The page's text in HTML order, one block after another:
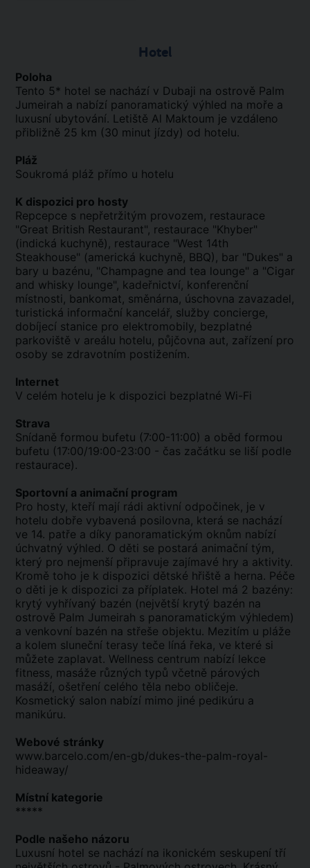
Hotel
Poloha
Tento 5* hotel se nachází v Dubaji na ostrově Palm
Jumeirah a nabízí panoramatický výhled na moře a
luxusní ubytování. Letiště Al Maktoum je vzdáleno
přibližně 25 km (30 minut jízdy) od hotelu.
Pláž
Soukromá pláž přímo u hotelu
K dispozici pro hosty
Repcepce s nepřetržitým provozem, restaurace
"Great British Restaurant", restaurace "Khyber"
(indická kuchyně), restaurace "West 14th
Steakhouse" (americká kuchyně, BBQ), bar "Dukes" a
bary u bazénu, "Champagne and tea lounge" a "Cigar
and whisky lounge", kadeřnictví, konferenční
místnosti, bankomat, směnárna, úschovna zavazadel,
turistická informační kancelář, služby concierge,
dobíjecí stanice pro elektromobily, bezplatné
parkoviště v areálu hotelu, půjčovna aut, zařízení pro
osoby se zdravotním postižením.
Internet
V celém hotelu je k dispozici bezplatné Wi-Fi
Strava
Snídaně formou bufetu (7:00-11:00) a oběd formou
bufetu (17:00/19:00-23:00 - čas začátku se liší podle
restaurace).
Sportovní a animační program
Pro hosty, kteří mají rádi aktivní odpočinek, je v
hotelu dobře vybavená posilovna, která se nachází
ve 14. patře a díky panoramatickým oknům nabízí
úchvatný výhled. O děti se postará animační tým,
který pro nejmenší připravuje zajímavé hry a aktivity.
Kromě toho je k dispozici dětské hřiště a herna. Péče
o děti je k dispozici za příplatek. Hotel má 2 bazény:
krytý vyhřívaný bazén (největší krytý bazén na
ostrově Palm Jumeirah s panoramatickým výhledem)
a venkovní bazén na střeše objektu. Mezitím u pláže
a kolem sluneční terasy teče líná řeka, ve které si
můžete zaplavat. Wellness centrum nabízí lekce
fitness, masáže různých typů včetně párových
masáží, ošetření celého těla nebo obličeje.
Kosmetický salon nabízí mimo jiné pedikúru a
manikúru.
Webové stránky
www.barcelo.com/en-gb/dukes-the-palm-royal-
hideaway/
Místní kategorie
*****
Podle našeho názoru
Luxusní hotel se nachází na ikonickém seskupení tří